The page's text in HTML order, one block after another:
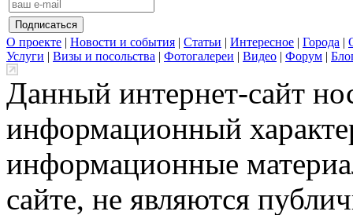
О проекте | Новости и события | Статьи | Интересное | Города |
Услуги | Визы и посольства | Фотогалереи | Видео | Форум |
Данный интернет-сайт
информационный
информационные
сайте, не являются